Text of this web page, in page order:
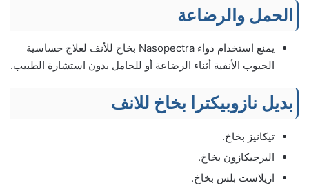
الحمل والرضاعة
يمنع استخدام دواء Nasopectra بخاخ للأنف لعلاج حساسية
الجيوب الأنفية أثناء الرضاعة أو للحامل بدون استشارة الطبيب.
بديل نازوبيكترا بخاخ للانف
تيكانيز بخاخ.
اليرجيكازون بخاخ.
ازيلاست بلس بخاخ.